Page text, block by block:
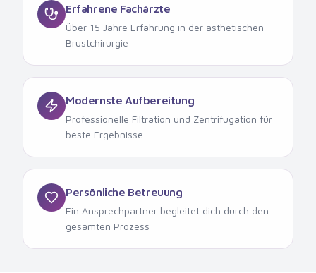
Erfahrene Fachärzte
Über 15 Jahre Erfahrung in der ästhetischen
Brustchirurgie
Modernste Aufbereitung
Professionelle Filtration und Zentrifugation für
beste Ergebnisse
Persönliche Betreuung
Ein Ansprechpartner begleitet dich durch den
gesamten Prozess